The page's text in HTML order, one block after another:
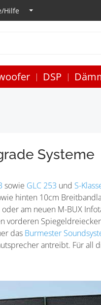
Hilfe
DSP
Systeme
sowie GLC 253 und S-
hinten 10cm
am neuen M-BUX
das Burmester
antreibt. Für all